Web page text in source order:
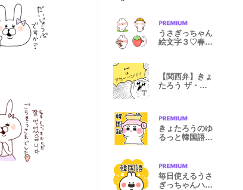
うさぎっちゃん
絵文字３♡春い
【関西弁】きょ
たろう ザ・カ
きょたろうのゆ
るっと韓国語ス
毎日使えるうさ
ぎっちゃんハン